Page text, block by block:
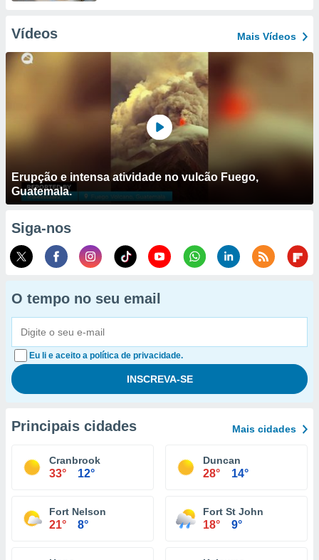
Vídeos Mais Vídeos
Erupção e intensa atividade no vulcão Fuego,
Guatemala.
Siga-nos
O tempo no seu email
Eu li e aceito a política de privacidade.
Principais cidades Mais cidades
Cranbrook
33° 12°
Duncan
28° 14°
Fort Nelson
21° 8°
Fort St John
18° 9°